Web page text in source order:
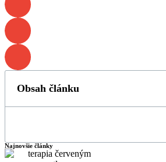
Obsah článku
Najnovšie články